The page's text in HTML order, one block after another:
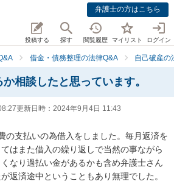
弁護士の方はこちら
投稿する 探す 閲覧履歴 マイリスト ログイン
借金・債務整理の法律Q&A 自己破産の
相談したと思っています。
更新日時： 2024年9月4日 11:43
の支払いの為借入をしました。毎月返済を
はまた借入の繰り返しで当然の事ながら
なり過払い金があるかも含め弁護士さん
返済途中ということもあり無理でした。